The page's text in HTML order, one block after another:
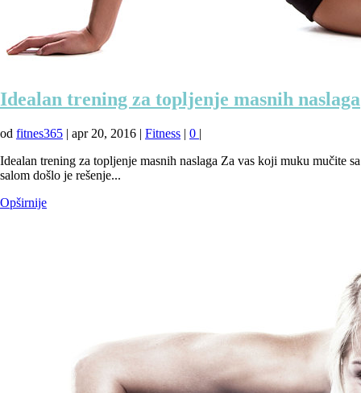
Idealan trening za topljenje masnih naslaga
od fitnes365 | apr 20, 2016 | Fitness | 0 |
Idealan trening za topljenje masnih naslaga Za vas koji muku mučite sa
salom došlo je rešenje...
Opširnije